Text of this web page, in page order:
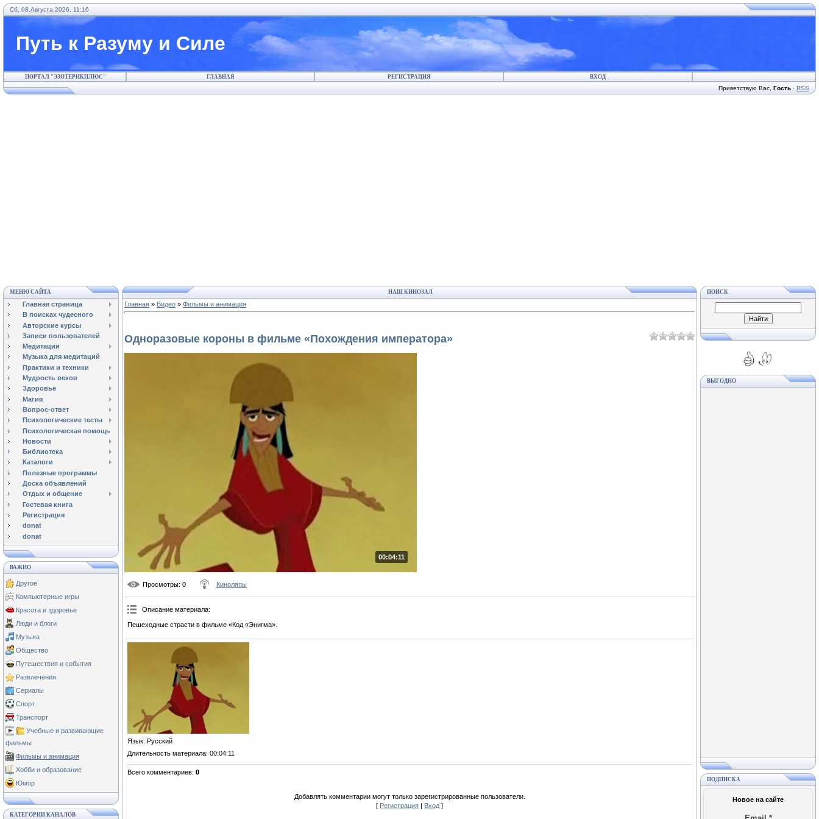
Сб, 08.Августа.2026, 11:16
Путь к Разуму и Силе
ПОРТАЛ "ЭЗОТЕРИКПЛЮС" ГЛАВНАЯ РЕГИСТРАЦИЯ ВХОД
Приветствую Вас Гость · RSS
МЕНЮ САЙТА
Главная страница
В поисках чудесного
Авторские курсы
Записи пользователей
Медитации
Музыка для медитаций
Практики и техники
Мудрость веков
Здоровье
Магия
Вопрос-ответ
Психологические тесты
Психологическая помощь
Новости
Библиотека
Каталоги
Полезные программы
Доска объявлений
Отдых и общение
Гостевая книга
Регистрация
donat
donat
ВАЖНО
Другое
Компьютерные игры
Красота и здоровье
Люди и блоги
Музыка
Общество
Путешествия и события
Развлечения
Сериалы
Спорт
Транспорт
Учебные и развивающие
фильмы
Фильмы и анимация
Хобби и образование
Юмор
КАТЕГОРИИ КАНАЛОВ
НАШ КИНОЗАЛ
Главная » Видео » Фильмы и анимация
Одноразовые короны в фильме «Похождения императора»
00:04:11
Просмотры: 0 Киноляпы
Описание материала:
Пешеходные страсти в фильме «Код «Энигма».
Язык: Русский
Длительность материала: 00:04:11
Всего комментариев: 0
Добавлять комментарии могут только зарегистрированные пользователи.
[ Регистрация | Вход ]
ПОИСК
ВЫГОДНО
ПОДПИСКА
Новое на сайте